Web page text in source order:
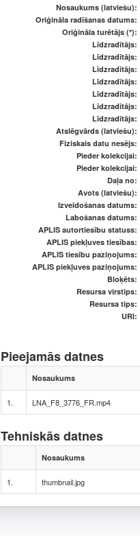
Nosaukums (latviešu):
Oriģināla radīšanas datums:
Oriģināla turētājs (*):
Līdzradītājs:
Līdzradītājs:
Līdzradītājs:
Līdzradītājs:
Līdzradītājs:
Līdzradītājs:
Līdzradītājs:
Atslēgvārds (latviešu):
Fiziskais datu nesējs:
Pieder kolekcijai:
Pieder kolekcijai:
Daļa no:
Avots (latviešu):
Izveidošanas datums:
Labošanas datums:
APLIS autortiesību statuss:
APLIS piekļuves tiesības:
APLIS tiesību paziņojums:
APLIS piekļuves paziņojums:
Bloķēts:
Resursa virstips:
Resursa tips:
URI:
Pieejamās datnes
Nosaukums
1. LNA_F8_3776_FR.mp4
Tehniskās datnes
Nosaukums
1. thumbnail.jpg